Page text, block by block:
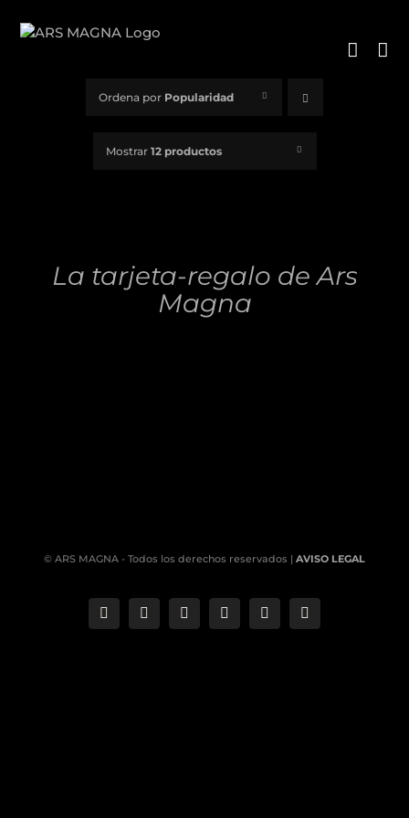
Ordena por Popularidad
Mostrar 12 productos
La tarjeta-regalo de Ars
Magna
© ARS MAGNA - Todos los derechos reservados | AVISO LEGAL
Correo
electrónico
Phone LinkedInYouTubeFacebookInstagram